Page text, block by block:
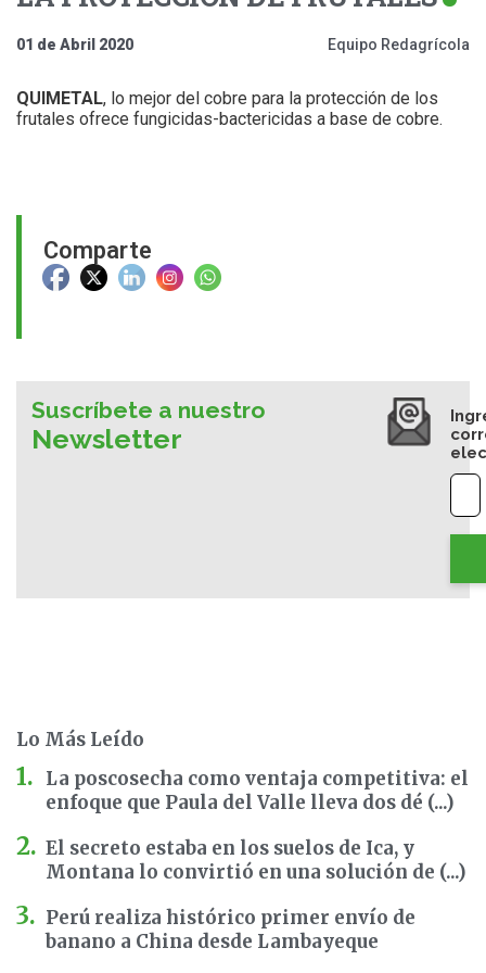
Comparte
01 de Abril 2020 Equipo Redagrícola
QUIMETAL, lo mejor del cobre para la protección de los
frutales ofrece fungicidas-bactericidas a base de cobre.
Suscríbete a nuestro
Newsletter
Lo Más Leído
La poscosecha como ventaja competitiva: el
enfoque que Paula del Valle lleva dos dé (...)
El secreto estaba en los suelos de Ica, y
Montana lo convirtió en una solución de (...)
Perú realiza histórico primer envío de
banano a China desde Lambayeque